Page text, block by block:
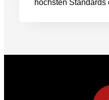
höchsten Standards